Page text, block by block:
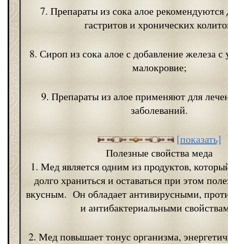
7. Препараты из сока алое рекомендуются
гастритов и хронических
8. Сироп из сока алое с добавление железа с
малокровие;
9. Препараты из алое применяют для
заболеваний.
[показать]
Полезные свойства меда
1. Мед является одним из продуктов,
долго храниться и оставаться при этом
вкусным. Он обладает антивирусными,
и антибактериальными
2. Мед повышает тонус организма,